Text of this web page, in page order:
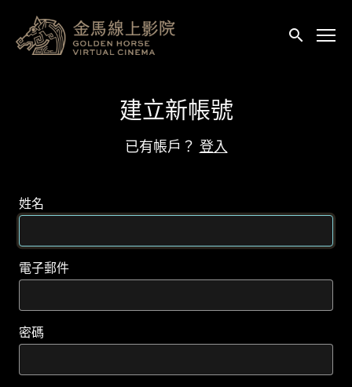
輔助連結
送出
建立新帳號
已有帳戶？ 登入
姓名
電子郵件
密碼